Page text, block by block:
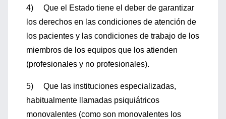
4) Que el Estado tiene el deber de garantizar
los derechos en las condiciones de atención de
los pacientes y las condiciones de trabajo de los
miembros de los equipos que los atienden
(profesionales y no profesionales).
5) Que las instituciones especializadas,
habitualmente llamadas psiquiátricos
monovalentes (como son monovalentes los